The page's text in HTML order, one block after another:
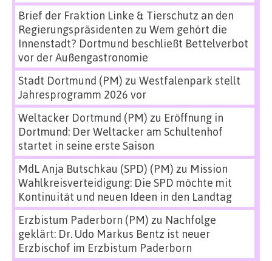
Brief der Fraktion Linke & Tierschutz an den
Regierungspräsidenten zu Wem gehört die
Innenstadt? Dortmund beschließt Bettelverbot
vor der Außengastronomie
Stadt Dortmund (PM) zu Westfalenpark stellt
Jahresprogramm 2026 vor
Weltacker Dortmund (PM) zu Eröffnung in
Dortmund: Der Weltacker am Schultenhof
startet in seine erste Saison
MdL Anja Butschkau (SPD) (PM) zu Mission
Wahlkreisverteidigung: Die SPD möchte mit
Kontinuität und neuen Ideen in den Landtag
Erzbistum Paderborn (PM) zu Nachfolge
geklärt: Dr. Udo Markus Bentz ist neuer
Erzbischof im Erzbistum Paderborn